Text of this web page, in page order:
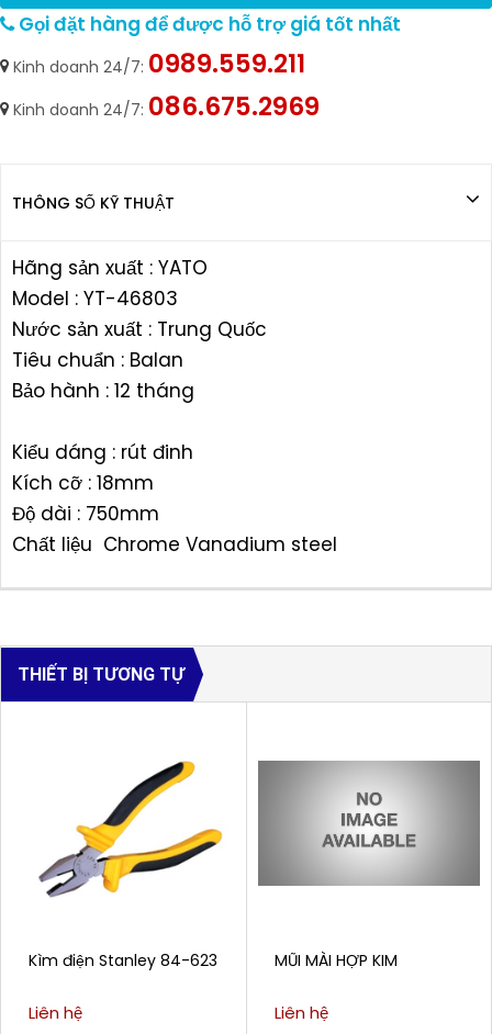
Gọi đặt hàng để được hỗ trợ giá tốt nhất
Kinh doanh 24/7: 0989.559.211
Kinh doanh 24/7: 086.675.2969
THÔNG SỐ KỸ THUẬT
Hãng sản xuất : YATO
Model : YT-46803
Nước sản xuất : Trung Quốc
Tiêu chuẩn : Balan
Bảo hành : 12 tháng
Kiểu dáng : rút đinh
Kích cỡ : 18mm
Độ dài : 750mm
Chất liệu Chrome Vanadium steel
THIẾT BỊ TƯƠNG TỰ
Kìm điện Stanley 84-623
Liên hệ
MŨI MÀI HỢP KIM
Liên hệ